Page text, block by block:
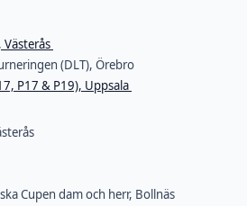
(DLT), Örebro
P17 & P19), Uppsala
Cupen dam och herr, Bollnäs